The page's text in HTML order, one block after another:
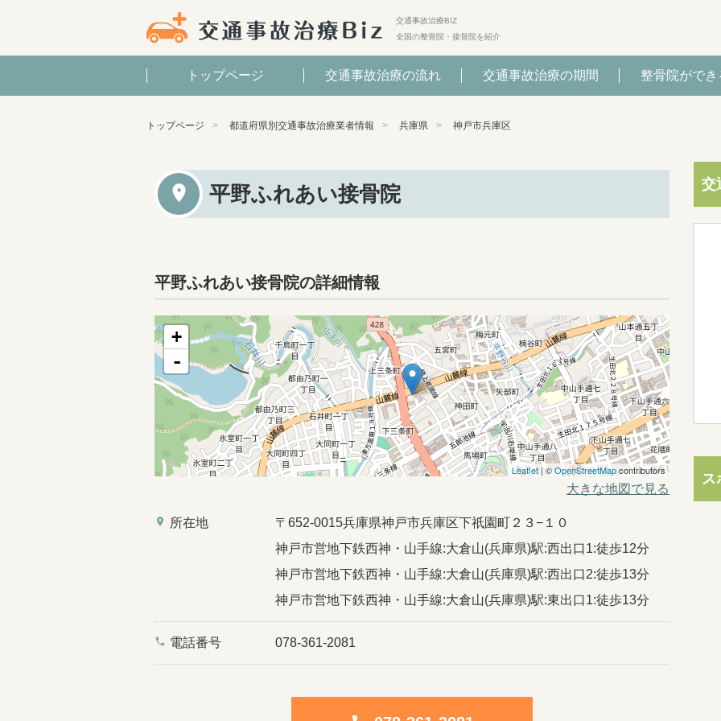
交通事故治療BIZ
全国の整骨院・接骨院を紹介
トップページ 交通事故治療の流れ 交通事故治療の期間 整骨院ができ
トップページ 都道府県別交通事故治療業者情報 兵庫県 神戸市兵庫区
平野ふれあい接骨院
平野ふれあい接骨院の詳細情報
+
-
Leaflet | ©OpenStreetMapcontributors
大きな地図で見る
place 所在地
〒652-0015兵庫県神戸市兵庫区下祇園町２３−１０
神戸市営地下鉄西神・山手線:大倉山(兵庫県)駅:西出口1:徒歩12分
神戸市営地下鉄西神・山手線:大倉山(兵庫県)駅:西出口2:徒歩13分
神戸市営地下鉄西神・山手線:大倉山(兵庫県)駅:東出口1:徒歩13分
phone 電話番号 078-361-2081
交
ス